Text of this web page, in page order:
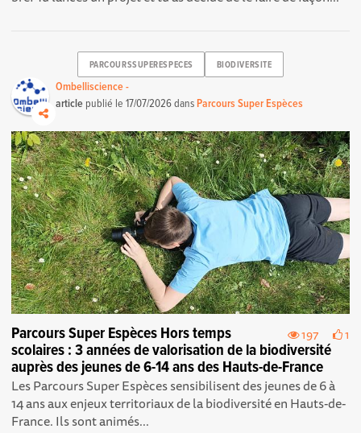
PARCOURSSUPERESPECES BIODIVERSITE
Ombelliscience -
article publié le17/07/2026dans Parcours Super Espèces
197 1
Parcours Super Espèces Hors temps
scolaires : 3 années de valorisation de la biodiversité
auprès des jeunes de 6-14 ans des Hauts-de-France
Les Parcours Super Espèces sensibilisent des jeunes de 6 à
14 ans aux enjeux territoriaux de la biodiversité en Hauts-de-
France. Ils sont animés...